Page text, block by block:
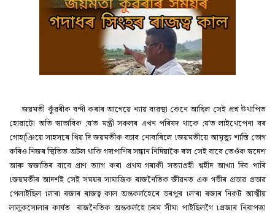
জয়মতী কুঁৱৰীক বন্দী কৰাৰ আগেয়ে ন্যায় ব্যৱস্থা কেনে আছিল সেই প্ৰশ্ন উথাপিত
হোৱাটো অতি স্বাভাবিক ;য’ত মন্ত্ৰী সকলৰ এখন পৰিষদ থাকে ;য’ত লাইথেপেনা বৰ
গোহা্ঞিয়ে সাহসৰে থিয় দি জয়মতীক বচাব নোবাৰিলে ৷জয়মতীয়ে আমৃত্যু শাস্তি ভোগ
কৰিও নিজৰ স্থিতিত অটল থাকি গদাপাণিৰ সন্ধান নিদিয়াকৈ ৰ’ল সেই বাবে তেওঁক স্বদেশ
আৰু স্বজাতিৰ বাবে প্ৰাণ ত্যাগ কৰা প্ৰথম গৰাকী সত্যাগ্ৰহী শ্বহীদ আখ্যা দিব পাৰি
৷জয়মতীৰ আদৰ্শই সেই সময়ৰ সামাজিক ৰাজনৈতিক জীৱনত এক গভীৰ প্ৰভাৱ প্ৰভাৱ
পেলাইছিল ৷ল’ৰা ৰজাৰ ৰাজত্ব কাল অন্তকৰ্লহেৰে ভৰপুৰ ৷ল’ৰা ৰজাৰ নিকট আত্মীয়
লালুকসোলাৰ কাৰ্যত ৰাজনৈতিক অন্তকৰ্লহে চৰম সীমা পাইছিলগৈ ৷প্ৰজাৰ নিৰাপত্তা